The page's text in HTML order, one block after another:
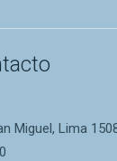
Miguel, Lima